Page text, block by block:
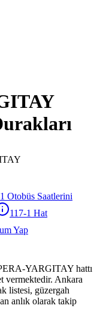
Otobüs Saatlerini
117-1 Hat
Yap
YARGITAY hattı
vermektedir. Ankara
listesi, güzergah
anlık olarak takip